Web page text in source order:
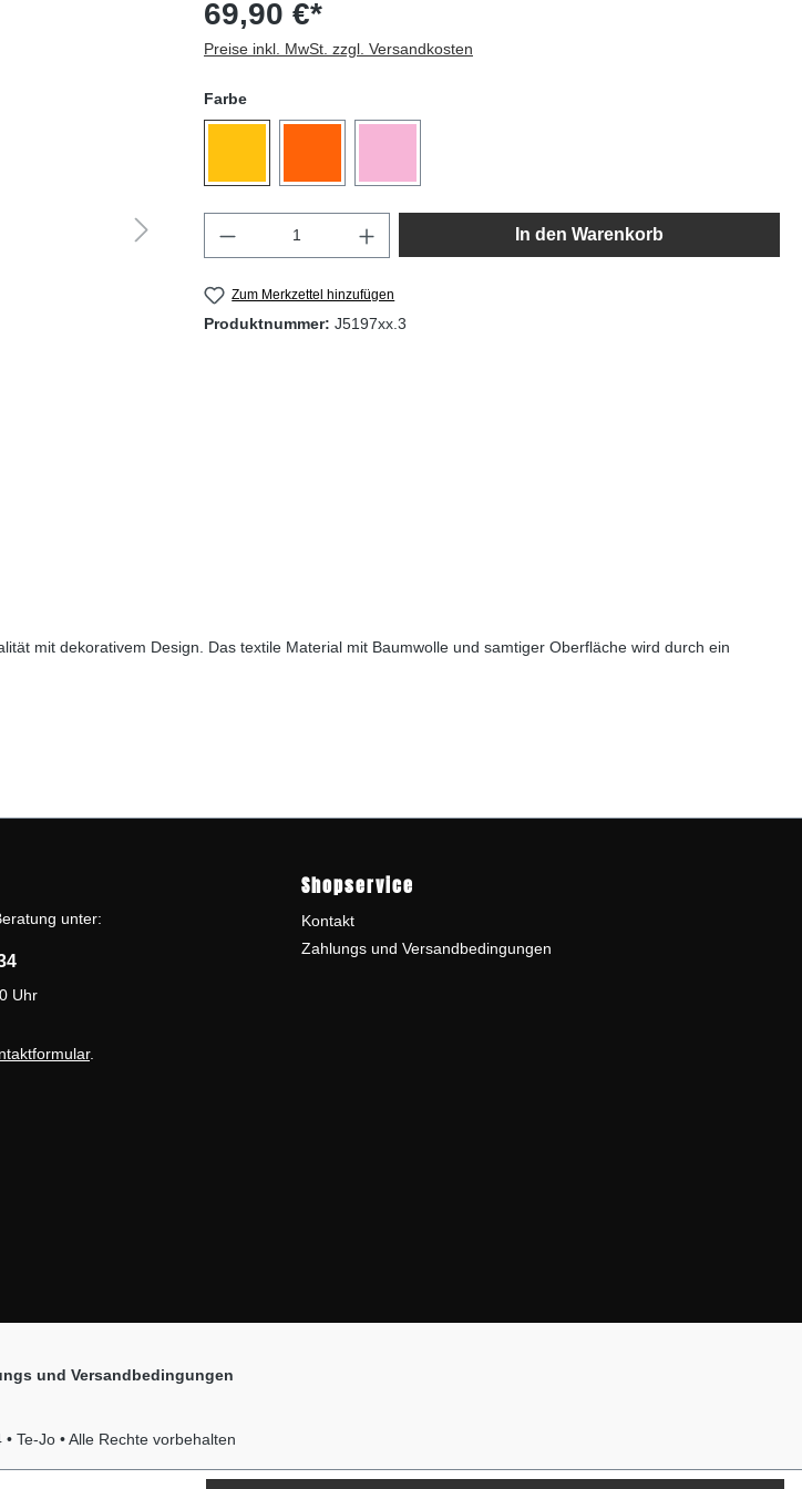
69,90 €*
Preise inkl. MwSt. zzgl. Versandkosten
Farbe
Produkt Anzahl: Gib den gewünschten Wert ein
In den Warenkorb
Zum Merkzettel hinzufügen
Produktnummer: J5197xx.3
mit dekorativem Design. Das textile Material mit Baumwolle und samtiger Oberfläche wird durch ein
unter:
Uhr
.
Shopservice
Kontakt
Zahlungs und Versandbedingungen
und Versandbedingungen
Te-Jo • Alle Rechte vorbehalten